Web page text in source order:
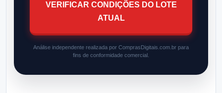
VERIFICAR CONDIÇÕES DO LOTE
ATUAL
Análise independente realizada por ComprasDigitais.com.br para
fins de conformidade comercial.